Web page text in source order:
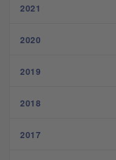
2021
2020
2019
2018
2017